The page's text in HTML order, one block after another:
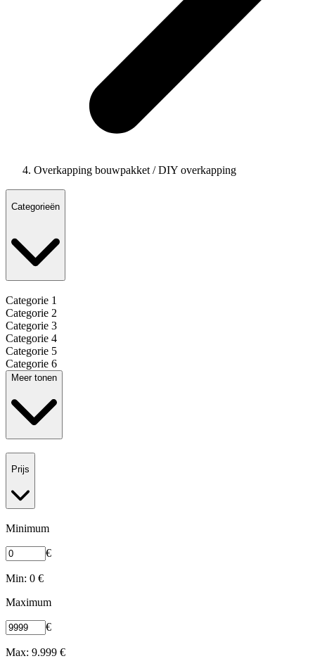
Overkapping bouwpakket / DIY overkapping
Categorieën
Categorie 1
Categorie 2
Categorie 3
Categorie 4
Categorie 5
Categorie 6
Meer tonen
Prijs
Minimum
€
Min: 0 €
Maximum
€
Max: 9.999 €